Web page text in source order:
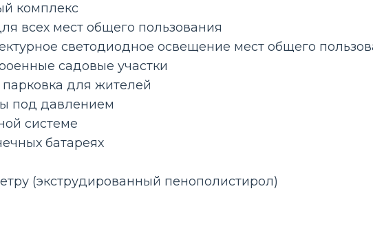
комплекс
всех мест общего пользования
светодиодное освещение мест общего
садовые участки
для жителей
под давлением
системе
батареях
(экструдированный пенополистирол)